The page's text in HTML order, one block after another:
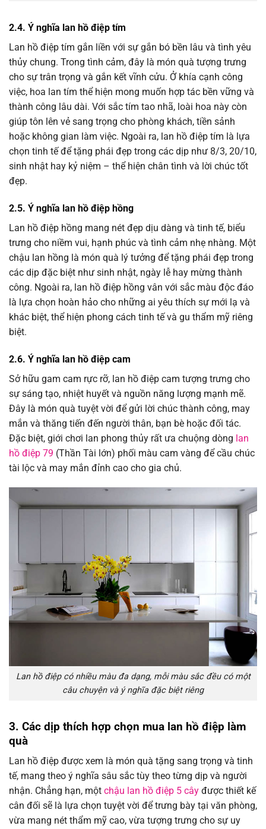
2.4. Ý nghĩa lan hồ điệp tím
Lan hồ điệp tím gắn liền với sự gắn bó bền lâu và tình yêu
thủy chung. Trong tình cảm, đây là món quà tượng trưng
cho sự trân trọng và gắn kết vĩnh cửu. Ở khía cạnh công
việc, hoa lan tím thể hiện mong muốn hợp tác bền vững và
thành công lâu dài. Với sắc tím tao nhã, loài hoa này còn
giúp tôn lên vẻ sang trọng cho phòng khách, tiền sảnh
hoặc không gian làm việc. Ngoài ra, lan hồ điệp tím là lựa
chọn tinh tế để tặng phái đẹp trong các dịp như 8/3, 20/10,
sinh nhật hay kỷ niệm – thể hiện chân tình và lời chúc tốt
đẹp.
2.5. Ý nghĩa lan hồ điệp hồng
Lan hồ điệp hồng mang nét đẹp dịu dàng và tinh tế, biểu
trưng cho niềm vui, hạnh phúc và tình cảm nhẹ nhàng. Một
chậu lan hồng là món quà lý tưởng để tặng phái đẹp trong
các dịp đặc biệt như sinh nhật, ngày lễ hay mừng thành
công. Ngoài ra, lan hồ điệp hồng vân với sắc màu độc đáo
là lựa chọn hoàn hảo cho những ai yêu thích sự mới lạ và
khác biệt, thể hiện phong cách tinh tế và gu thẩm mỹ riêng
biệt.
2.6. Ý nghĩa lan hồ điệp cam
Sở hữu gam cam rực rỡ, lan hồ điệp cam tượng trưng cho
sự sáng tạo, nhiệt huyết và nguồn năng lượng mạnh mẽ.
Đây là món quà tuyệt vời để gửi lời chúc thành công, may
mắn và thăng tiến đến người thân, bạn bè hoặc đối tác.
Đặc biệt, giới chơi lan phong thủy rất ưa chuộng dòng lan
hồ điệp 79 (Thần Tài lớn) phối màu cam vàng để cầu chúc
tài lộc và may mắn đỉnh cao cho gia chủ.
Lan hồ điệp có nhiều màu đa dạng, mỗi màu sắc đều có một
câu chuyện và ý nghĩa đặc biệt riêng
3. Các dịp thích hợp chọn mua lan hồ điệp làm
quà
Lan hồ điệp được xem là món quà tặng sang trọng và tinh
tế, mang theo ý nghĩa sâu sắc tùy theo từng dịp và người
nhận. Chẳng hạn, một chậu lan hồ điệp 5 cây được thiết kế
cân đối sẽ là lựa chọn tuyệt vời để trưng bày tại văn phòng,
vừa mang nét thẩm mỹ cao, vừa tượng trưng cho sự uy